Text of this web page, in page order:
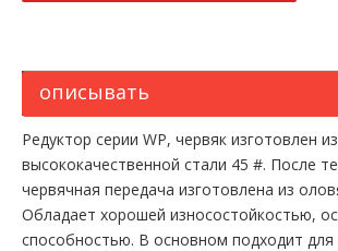
описывать
Редуктор серии WP, червяк изготовлен из
высококачественной стали 45 #. После
червячная передача изготовлена ​​из
Обладает хорошей износостойкостью,
способностью. В основном подходит для